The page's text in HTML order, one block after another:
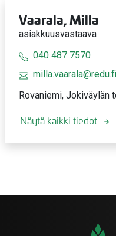
Vaarala, Milla
asiakkuusvastaava
040 487 7570
milla.vaarala@redu.fi
Rovaniemi, Jokiväylän
Näytä kaikki tiedot